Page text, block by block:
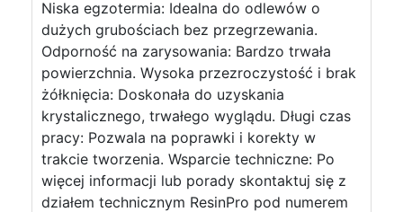
Niska egzotermia: Idealna do odlewów o
dużych grubościach bez przegrzewania.
Odporność na zarysowania: Bardzo trwała
powierzchnia. Wysoka przezroczystość i brak
żółknięcia: Doskonała do uzyskania
krystalicznego, trwałego wyglądu. Długi czas
pracy: Pozwala na poprawki i korekty w
trakcie tworzenia. Wsparcie techniczne: Po
więcej informacji lub porady skontaktuj się z
działem technicznym ResinPro pod numerem